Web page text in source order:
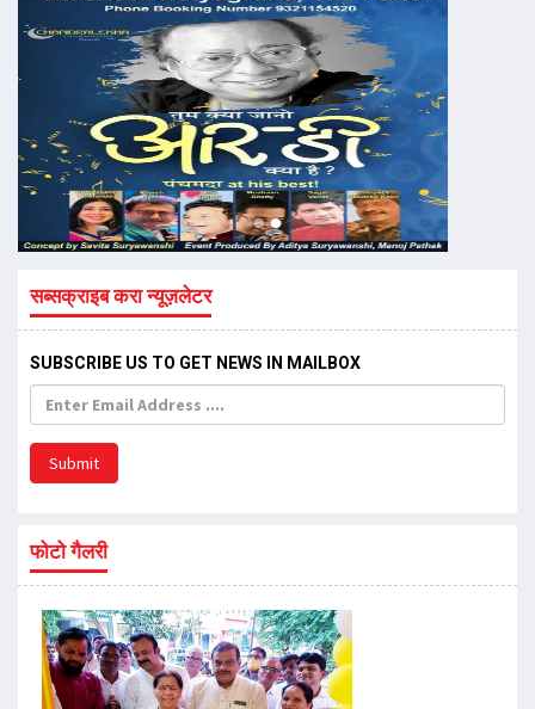
सब्सक्राइब करा न्यूज़लेटर
SUBSCRIBE US TO GET NEWS IN MAILBOX
Submit
फोटो गैलरी